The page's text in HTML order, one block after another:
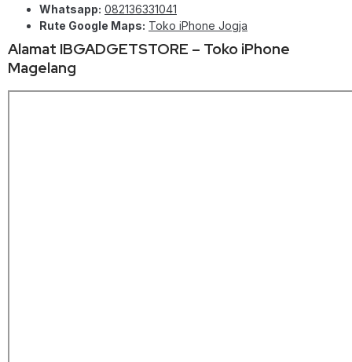
Whatsapp: 082136331041
Rute Google Maps: Toko iPhone Jogja
Alamat IBGADGETSTORE – Toko iPhone
Magelang